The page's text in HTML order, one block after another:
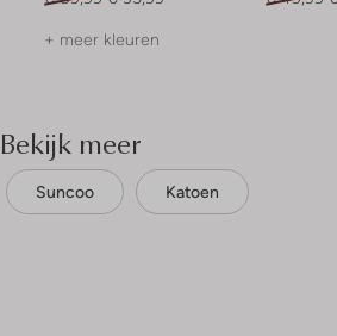
+ meer kleuren
Bekijk meer
Suncoo Katoen